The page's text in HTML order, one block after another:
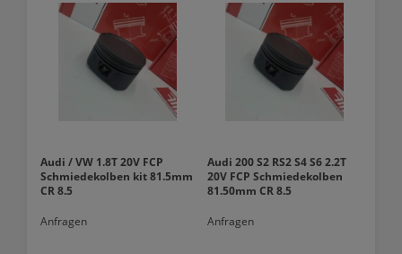
Audi / VW 1.8T 20V FCP
Schmiedekolben kit 81.5mm
CR 8.5
Anfragen
Audi 200 S2 RS2 S4 S6 2.2T
20V FCP Schmiedekolben
81.50mm CR 8.5
Anfragen